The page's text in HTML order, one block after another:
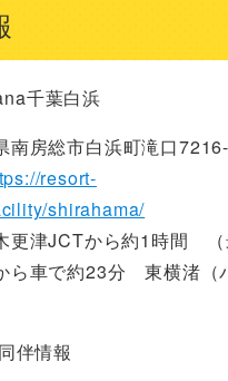
千葉白浜
南房総市白浜町滝口
resort-
shirahama/
更津JCTから約1時間 （
車で約23分 東横渚（
伴情報